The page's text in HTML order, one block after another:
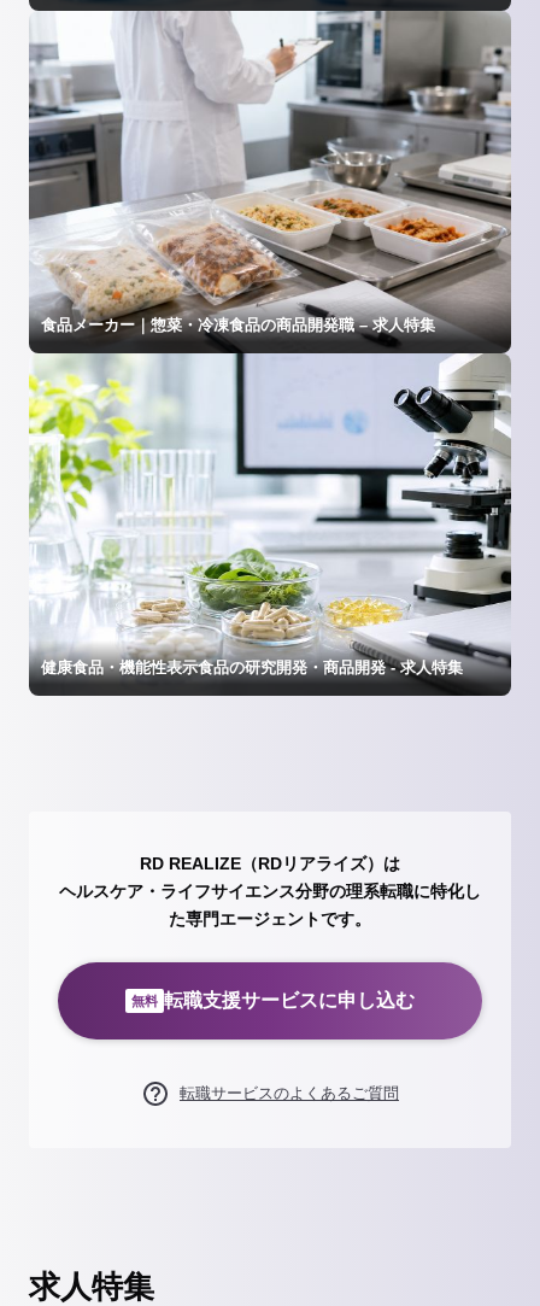
食品メーカー｜惣菜・冷凍食品の商品開発職 – 求人特集
健康食品・機能性表示食品の研究開発・商品開発 - 求人特集
RD REALIZE（RDリアライズ）は
ヘルスケア・ライフサイエンス分野の理系転職に特化し
た専門エージェントです。
無料 転職支援サービスに申し込む
転職サービスのよくあるご質問
求人特集